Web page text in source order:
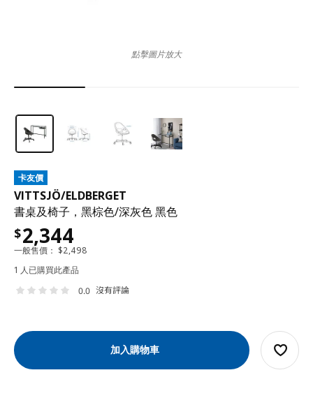
卡友價
VITTSJÖ/ELDBERGET
書桌及椅子，黑棕色/深灰色 黑色
$2,344
一般售價： $2,498
1 人已購買此產品
0.0 沒有評論
加入購物車
點擊圖片放大